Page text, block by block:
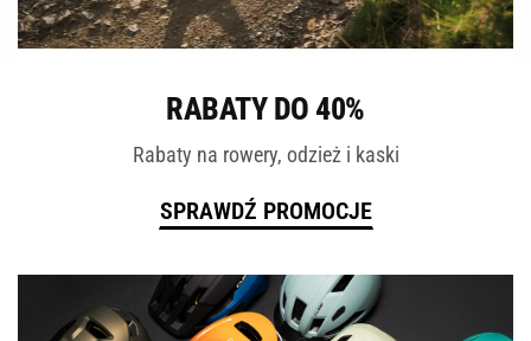
RABATY DO 40%
Rabaty na rowery, odzież i kaski
SPRAWDŹ PROMOCJE